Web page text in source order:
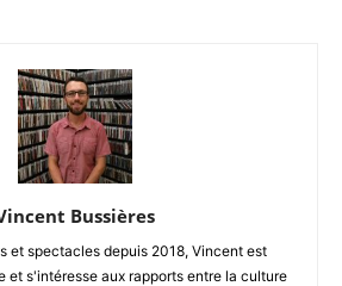
Bussières
et spectacles depuis 2018, Vincent est
et s'intéresse aux rapports entre la culture